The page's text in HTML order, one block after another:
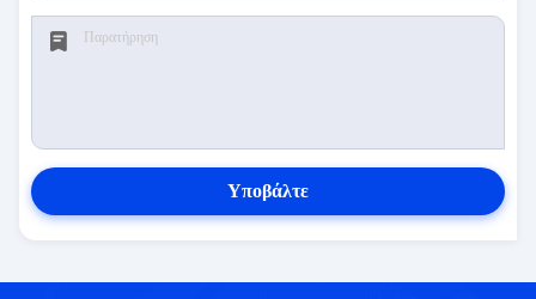
Υποβάλτε